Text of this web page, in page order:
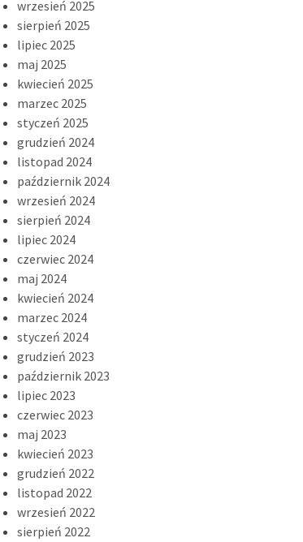
wrzesień 2025
sierpień 2025
lipiec 2025
maj 2025
kwiecień 2025
marzec 2025
styczeń 2025
grudzień 2024
listopad 2024
październik 2024
wrzesień 2024
sierpień 2024
lipiec 2024
czerwiec 2024
maj 2024
kwiecień 2024
marzec 2024
styczeń 2024
grudzień 2023
październik 2023
lipiec 2023
czerwiec 2023
maj 2023
kwiecień 2023
grudzień 2022
listopad 2022
wrzesień 2022
sierpień 2022